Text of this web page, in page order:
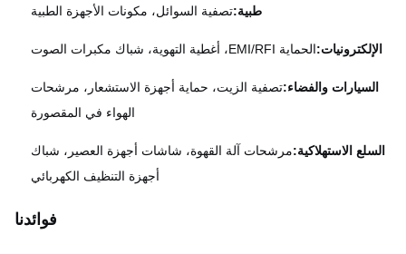
تصفية السوائل، مكونات الأجهزة الطبية
الحماية EMI/RFI، أغطية التهوية، شباك مكبرات الصوت
والفضاء:تصفية الزيت، حماية أجهزة الاستشعار، مرشحات
الهواء في المقصورة
الاستهلاكية:مرشحات آلة القهوة، شاشات أجهزة العصير، شباك
أجهزة التنظيف الكهربائي
فوائدنا